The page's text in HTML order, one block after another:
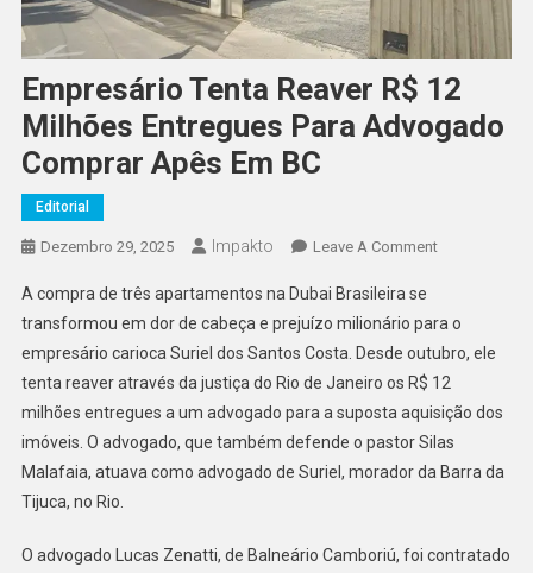
Empresário Tenta Reaver R$ 12
Milhões Entregues Para Advogado
Comprar Apês Em BC
Editorial
Dezembro 29, 2025 Impakto Leave A CommentOn
Reaver
R$
12
Milhões
Entregues
Para
Apês
A compra de três apartamentos na Dubai Brasileira se
transformou em dor de cabeça e prejuízo milionário para o
empresário carioca Suriel dos Santos Costa. Desde outubro, ele
tenta reaver através da justiça do Rio de Janeiro os R$ 12
milhões entregues a um advogado para a suposta aquisição dos
imóveis. O advogado, que também defende o pastor Silas
Malafaia, atuava como advogado de Suriel, morador da Barra da
Tijuca, no Rio.
O advogado Lucas Zenatti, de Balneário Camboriú, foi contratado